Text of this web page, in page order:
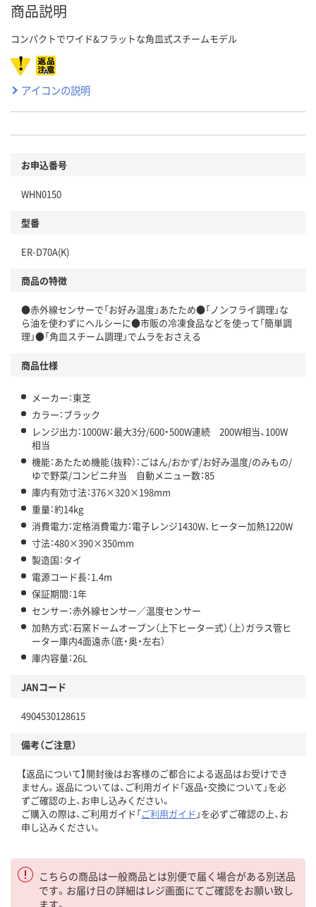
商品説明
コンパクトでワイド&フラットな角皿式スチームモデル
アイコンの説明
お申込番号
WHN0150
型番
ER-D70A(K)
商品の特徴
●赤外線センサーで「お好み温度」あたため●「ノンフライ調理」な
ら油を使わずにヘルシーに●市販の冷凍食品などを使って「簡単調
理」●「角皿スチーム調理」でムラをおさえる
商品仕様
メーカー：東芝
カラー：ブラック
レンジ出力：1000W：最大3分/600・500W連続 200W相当、100W
相当
機能：あたため機能（抜粋）：ごはん/おかず/お好み温度/のみもの/
ゆで野菜/コンビニ弁当 自動メニュー数：85
庫内有効寸法：376×320×198mm
重量：約14kg
消費電力：定格消費電力：電子レンジ1430W、ヒーター加熱1220W
寸法：480×390×350mm
製造国：タイ
電源コード長：1.4m
保証期間：1年
センサー：赤外線センサー／温度センサー
加熱方式：石窯ドームオーブン（上下ヒーター式）（上）ガラス管ヒ
ーター庫内4面遠赤（底・奥・左右）
庫内容量：26L
JANコード
4904530128615
備考（ご注意）
【返品について】開封後はお客様のご都合による返品はお受けでき
ません。返品については、ご利用ガイド「返品・交換について」を必
ずご確認の上、お申し込みください。
ご購入の際は、ご利用ガイド「ご利用ガイド 」を必ずご確認の上、お
申し込みください。
こちらの商品は一般商品とは別便で届く場合がある別送品
です。お届け日の詳細はレジ画面にてご確認をお願い致し